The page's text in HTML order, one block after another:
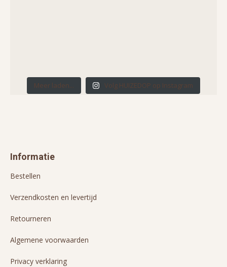
Meer laden... Volg HUIZEDOP op Instagram
Informatie
Bestellen
Verzendkosten en levertijd
Retourneren
Algemene voorwaarden
Privacy verklaring